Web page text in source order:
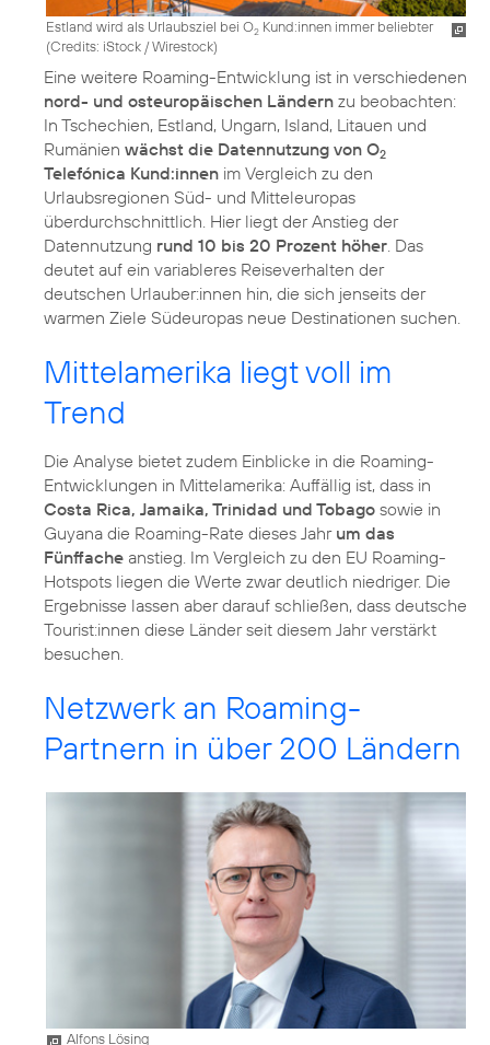
Estland wird als Urlaubsziel bei O2 Kund:innen immer beliebter
(Credits: iStock / Wirestock)
Eine weitere Roaming-Entwicklung ist in verschiedenen
nord- und osteuropäischen Ländern zu beobachten:
In Tschechien, Estland, Ungarn, Island, Litauen und
Rumänien wächst die Datennutzung von O2
Telefónica Kund:innen im Vergleich zu den
Urlaubsregionen Süd- und Mitteleuropas
überdurchschnittlich. Hier liegt der Anstieg der
Datennutzung rund 10 bis 20 Prozent höher . Das
deutet auf ein variableres Reiseverhalten der
deutschen Urlauber:innen hin, die sich jenseits der
warmen Ziele Südeuropas neue Destinationen suchen.
Mittelamerika liegt voll im
Trend
Die Analyse bietet zudem Einblicke in die Roaming-
Entwicklungen in Mittelamerika: Auffällig ist, dass in
Costa Rica, Jamaika, Trinidad und Tobago sowie in
Guyana die Roaming-Rate dieses Jahr um das
Fünffache anstieg. Im Vergleich zu den EU Roaming-
Hotspots liegen die Werte zwar deutlich niedriger. Die
Ergebnisse lassen aber darauf schließen, dass deutsche
Tourist:innen diese Länder seit diesem Jahr verstärkt
besuchen.
Netzwerk an Roaming-
Partnern in über 200 Ländern
Alfons Lösing